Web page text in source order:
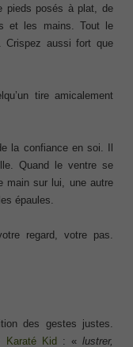
pieds posés à plat, de
et les mains. Tout le
Crispez aussi fort que
tire amicalement
la confiance en soi. Il
Quand le ventre se
main sur lui, une autre
épaules.
regard, votre pas.
des gestes justes.
Karaté Kid : «lustrer,